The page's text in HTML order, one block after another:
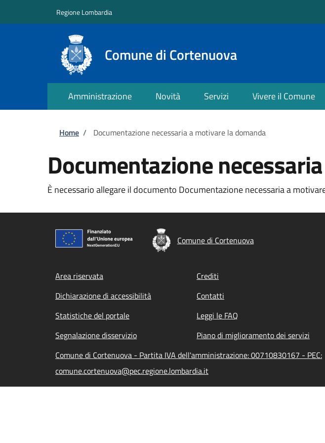
Regione Lombardia
Comune di Cortenuova
Amministrazione Novità Servizi Vivere il Comune
Briciole di pane
Home / Documentazione necessaria a motivare la domanda
Documentazione
È necessario allegare il documento Documentazione necessaria a
Comune di Cortenuova
Footer menu
Area riservata Crediti
Dichiarazione di accessibilità
Contatti
Statistiche del portale
Leggi le FAQ
Segnalazione disservizio
Piano di miglioramento dei servizi
Comune di Cortenuova - Partita IVA dell'amministrazione: 00710830167 - PEC:
comune.cortenuova@pec.regione.lombardia.it